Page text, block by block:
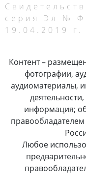
серия Эл №
19.04.2019 г.
Контент –
фотографии,
аудиоматериалы,
информация;
Любое